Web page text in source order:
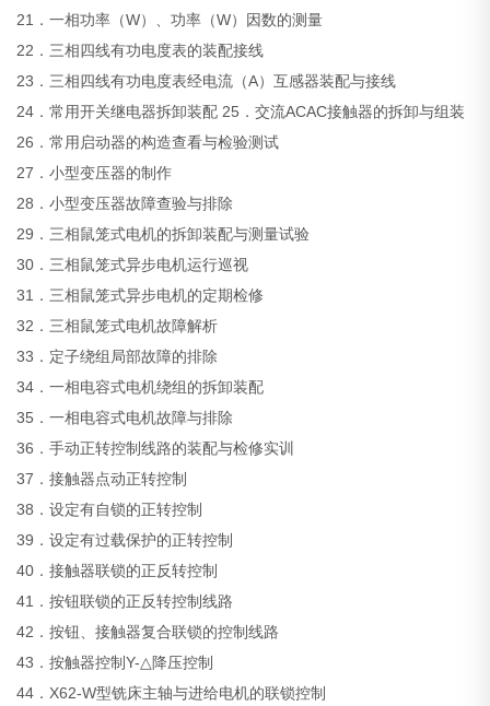
21．一相功率（W）、功率（W）因数的测量
22．三相四线有功电度表的装配接线
23．三相四线有功电度表经电流（A）互感器装配与接线
24．常用开关继电器拆卸装配 25．交流ACAC接触器的拆卸与组装
26．常用启动器的构造查看与检验测试
27．小型变压器的制作
28．小型变压器故障查验与排除
29．三相鼠笼式电机的拆卸装配与测量试验
30．三相鼠笼式异步电机运行巡视
31．三相鼠笼式异步电机的定期检修
32．三相鼠笼式电机故障解析
33．定子绕组局部故障的排除
34．一相电容式电机绕组的拆卸装配
35．一相电容式电机故障与排除
36．手动正转控制线路的装配与检修实训
37．接触器点动正转控制
38．设定有自锁的正转控制
39．设定有过载保护的正转控制
40．接触器联锁的正反转控制
41．按钮联锁的正反转控制线路
42．按钮、接触器复合联锁的控制线路
43．按触器控制Y-△降压控制
44．X62-W型铣床主轴与进给电机的联锁控制